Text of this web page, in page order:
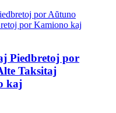
Piedbretoj por
Taksitaj
kaj